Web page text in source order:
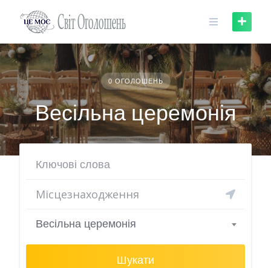
0 ОГОЛОШЕНЬ
Весільна церемонія
Весільна церемонія
Шукати